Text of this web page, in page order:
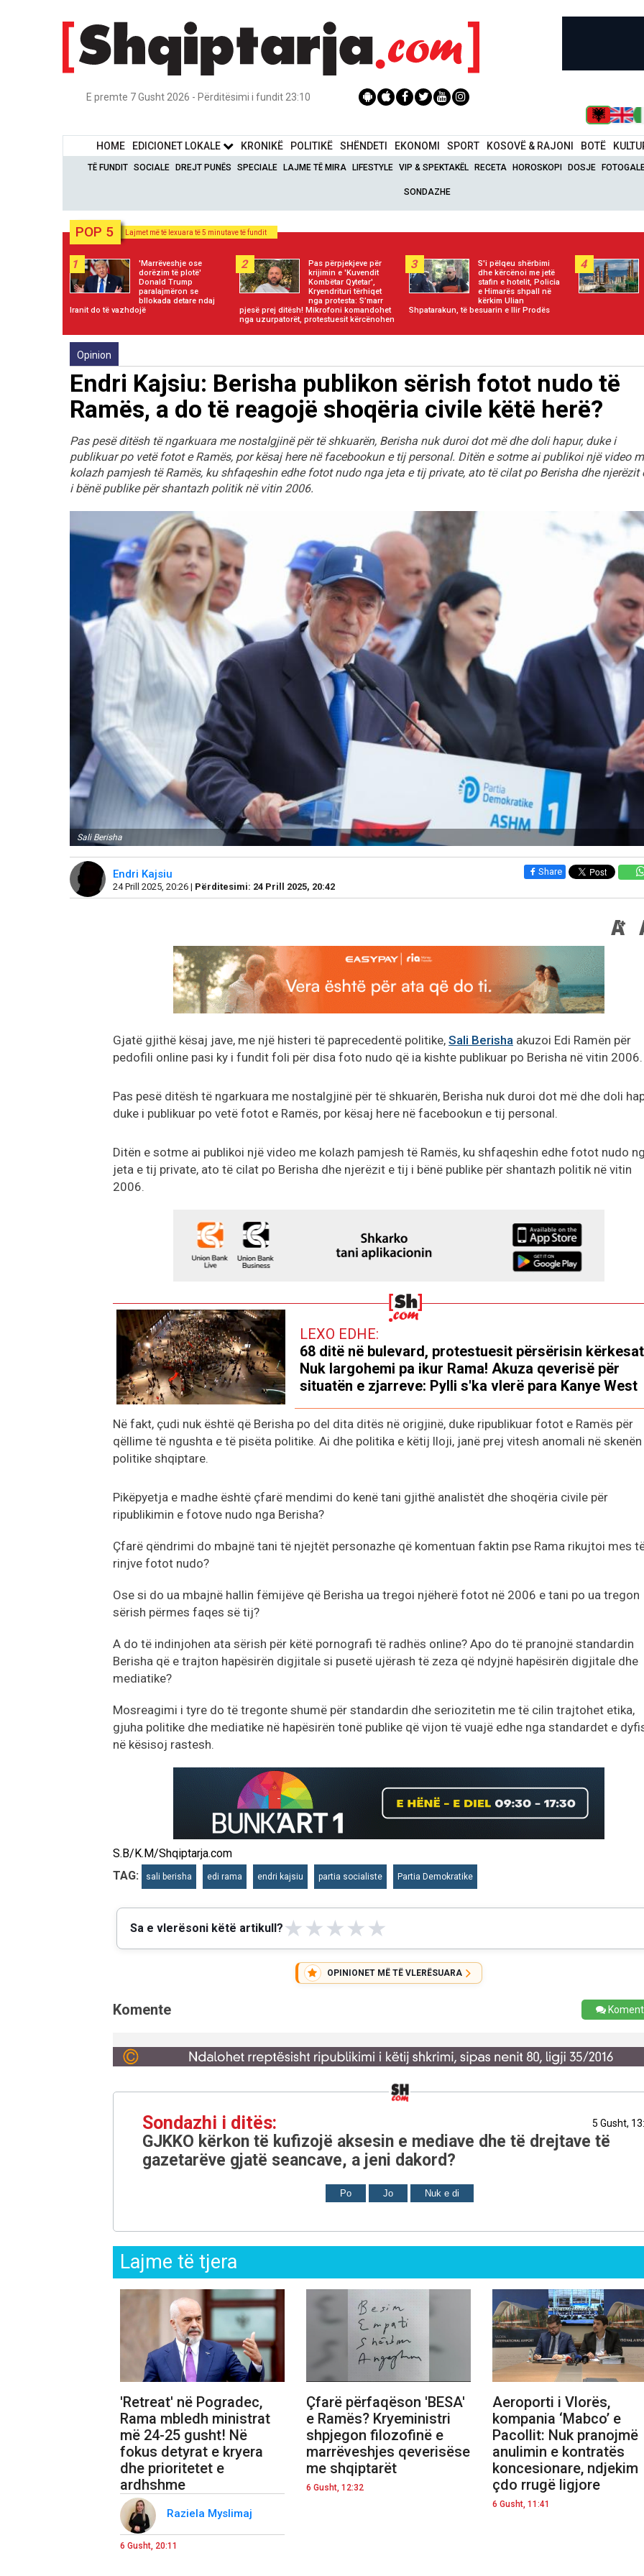
E premte 7 Gusht 2026 - Përditësimi i fundit 23:10
HOME EDICIONET LOKALE KRONIKË POLITIKË SHËNDETI EKONOMI SPORT KOSOVË & RAJONI BOTË
TË FUNDIT SOCIALE DREJT PUNËS SPECIALE LAJME TË MIRA LIFESTYLE VIP & SPEKTAKËL RECETA HOROSKOPI DOSJE
SONDAZHE
POP 5 Lajmet më të lexuara të 5 minutave të fundit
1
'Marrëveshje ose
dorëzim të plotë'
Donald Trump
paralajmëron se
bllokada detare ndaj
Iranit do të vazhdojë
2
Pas përpjekjeve për
krijimin e 'Kuvendit
Kombëtar Qytetar',
Kryendrituri tërhiqet
nga protesta: S’marr
pjesë prej ditësh! Mikrofoni komandohet
nga uzurpatorët, protestuesit kërcënohen
3
S'i pëlqeu shërbimi
dhe kërcënoi me jetë
stafin e hotelit, Policia
e Himarës shpall në
kërkim Ulian
Shpatarakun, të besuarin e Ilir Prodës
4
Opinion
Endri Kajsiu: Berisha publikon sërish fotot nudo të
Ramës, a do të reagojë shoqëria civile këtë herë?
Pas pesë ditësh të ngarkuara me nostalgjinë për të shkuarën, Berisha nuk duroi dot më dhe doli hapur, duke i
publikuar po vetë fotot e Ramës, por kësaj here në facebookun e tij personal. Ditën e sotme ai publikoi një video
kolazh pamjesh të Ramës, ku shfaqeshin edhe fotot nudo nga jeta e tij private, ato të cilat po Berisha dhe njerëzit
i bënë publike për shantazh politik në vitin 2006.
Sali Berisha
Endri Kajsiu
24 Prill 2025, 20:26 | Përditesimi: 24 Prill 2025, 20:42
Share
Gjatë gjithë kësaj jave, me një histeri të paprecedentë politike, Sali Berisha akuzoi Edi Ramën për
pedofili online pasi ky i fundit foli për disa foto nudo që ia kishte publikuar po Berisha në vitin 2006.
Pas pesë ditësh të ngarkuara me nostalgjinë për të shkuarën, Berisha nuk duroi dot më dhe doli
duke i publikuar po vetë fotot e Ramës, por kësaj here në facebookun e tij personal.
Ditën e sotme ai publikoi një video me kolazh pamjesh të Ramës, ku shfaqeshin edhe fotot nudo
jeta e tij private, ato të cilat po Berisha dhe njerëzit e tij i bënë publike për shantazh politik në vitin
2006.
LEXO EDHE:
68 ditë në bulevard, protestuesit përsërisin
Nuk largohemi pa ikur Rama! Akuza qeverisë për
situatën e zjarreve: Pylli s'ka vlerë para Kanye West
Në fakt, çudi nuk është që Berisha po del dita ditës në origjinë, duke ripublikuar fotot e Ramës për
qëllime të ngushta e të pisëta politike. Ai dhe politika e këtij lloji, janë prej vitesh anomali në skenën
politike shqiptare.
Pikëpyetja e madhe është çfarë mendimi do kenë tani gjithë analistët dhe shoqëria civile për
ripublikimin e fotove nudo nga Berisha?
Çfarë qëndrimi do mbajnë tani të njejtët personazhe që komentuan faktin pse Rama rikujtoi mes
rinjve fotot nudo?
Ose si do ua mbajnë hallin fëmijëve që Berisha ua tregoi njëherë fotot në 2006 e tani po ua tregon
sërish përmes faqes së tij?
A do të indinjohen ata sërish për këtë pornografi të radhës online? Apo do të pranojnë standardin
Berisha që e trajton hapësirën digjitale si pusetë ujërash të zeza që ndyjnë hapësirën digjitale dhe
mediatike?
Mosreagimi i tyre do të tregonte shumë për standardin dhe seriozitetin me të cilin trajtohet etika,
gjuha politike dhe mediatike në hapësirën tonë publike që vijon të vuajë edhe nga standardet e
në kësisoj rastesh.
S.B/K.M/Shqiptarja.com
TAG:
sali berisha edi rama endri kajsiu partia socialiste Partia Demokratike
Sa e vlerësoni këtë artikull? ★★★★★
OPINIONET MË TË VLERËSUARA
Komente
Sondazhi i ditës: 5 Gusht,
GJKKO kërkon të kufizojë aksesin e mediave dhe të drejtave të
gazetarëve gjatë seancave, a jeni dakord?
Po Jo Nuk e di
Lajme të tjera
'Retreat' në Pogradec,
Rama mbledh ministrat
më 24-25 gusht! Në
fokus detyrat e kryera
dhe prioritetet e
ardhshme
Raziela Myslimaj
6 Gusht, 20:11
Çfarë përfaqëson 'BESA'
e Ramës? Kryeministri
shpjegon filozofinë e
marrëveshjes qeverisëse
me shqiptarët
6 Gusht, 12:32
Aeroporti i Vlorës,
kompania ‘Mabco’ e
Pacollit: Nuk pranojmë
anulimin e kontratës
koncesionare, ndjekim
çdo rrugë ligjore
6 Gusht, 11:41